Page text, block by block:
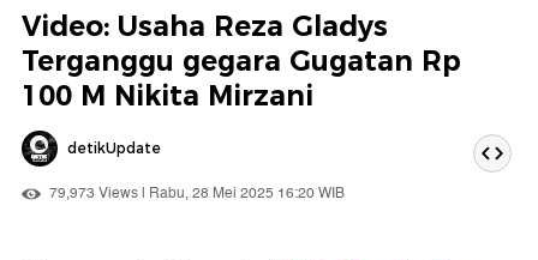
Video: Usaha Reza Gladys
Terganggu gegara Gugatan Rp
100 M Nikita Mirzani
detikUpdate
79,973 Views | Rabu, 28 Mei 2025 16:20 WIB